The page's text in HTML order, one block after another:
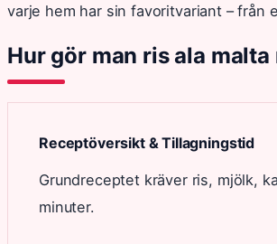
varje hem har sin favoritvariant – från
Hur gör man ris ala
Receptöversikt & Tillagningstid
Grundreceptet kräver ris, mjölk,
minuter.